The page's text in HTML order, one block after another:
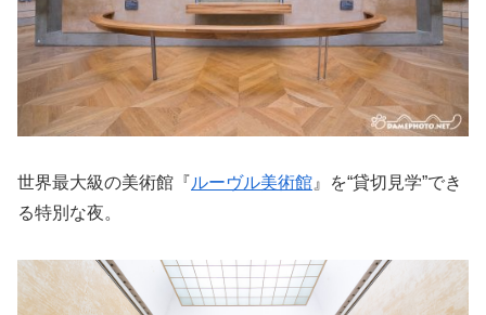
世界最大級の美術館『ルーヴル美術館 』を“貸切見学”でき
る特別な夜。